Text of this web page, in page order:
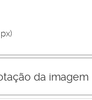
da imagem